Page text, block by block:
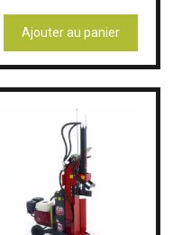
Ajouter au panier